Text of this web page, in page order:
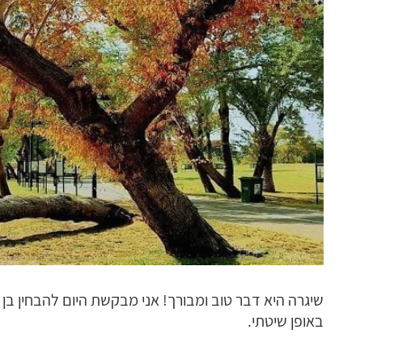
שיגרה היא דבר טוב ומבורך! אני מבקשת היום להבחין
באופן שיטתי.